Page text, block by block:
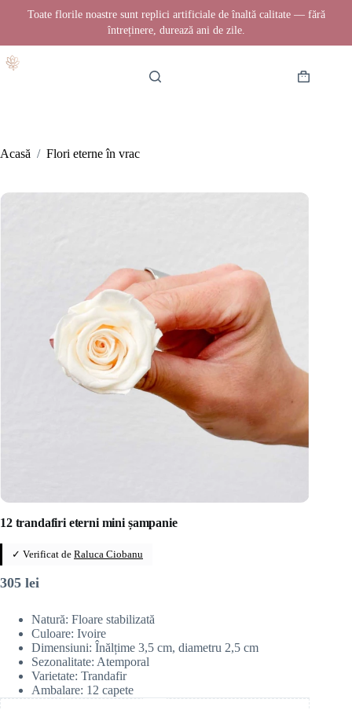
Toate florile noastre sunt replici artificiale de înaltă calitate — fără
întreținere, durează ani de zile.
la
Coș
Acasă / Flori eterne în vrac
12 trandafiri eterni mini șampanie
✓ Verificat de Raluca Ciobanu
305 lei
Natură: Floare stabilizată
Culoare: Ivoire
Dimensiuni: Înălțime 3,5 cm, diametru 2,5 cm
Sezonalitate: Atemporal
Varietate: Trandafir
Ambalare: 12 capete